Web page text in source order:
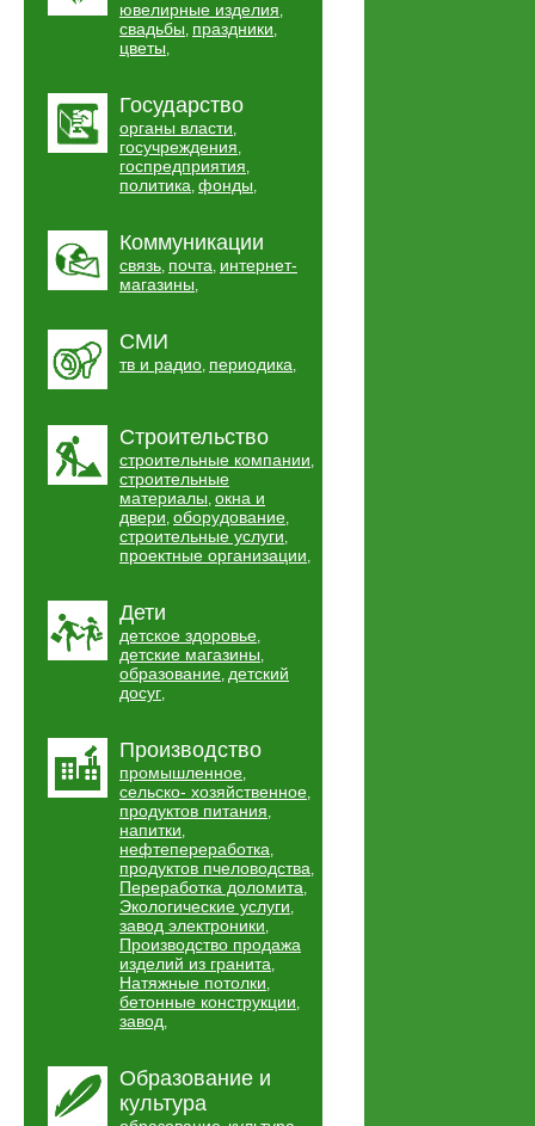
ювелирные изделия,
свадьбы, праздники,
цветы,
Государство
органы власти,
госучреждения,
госпредприятия,
политика, фонды,
Коммуникации
связь, почта, интернет-
магазины,
СМИ
тв и радио, периодика,
Строительство
строительные компании,
строительные
материалы, окна и
двери, оборудование,
строительные услуги,
проектные организации,
Дети
детское здоровье,
детские магазины,
образование, детский
досуг,
Производство
промышленное,
сельско- хозяйственное,
продуктов питания,
напитки,
нефтепереработка,
продуктов пчеловодства,
Переработка доломита,
Экологические услуги,
завод электроники,
Производство продажа
изделий из гранита,
Натяжные потолки,
бетонные конструкции,
завод,
Образование и
культура